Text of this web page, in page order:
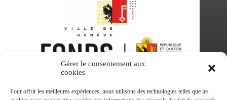
Gérer le consentement aux
cookies
Pour offrir les meilleures expériences, nous utilisons des technologies telles que les